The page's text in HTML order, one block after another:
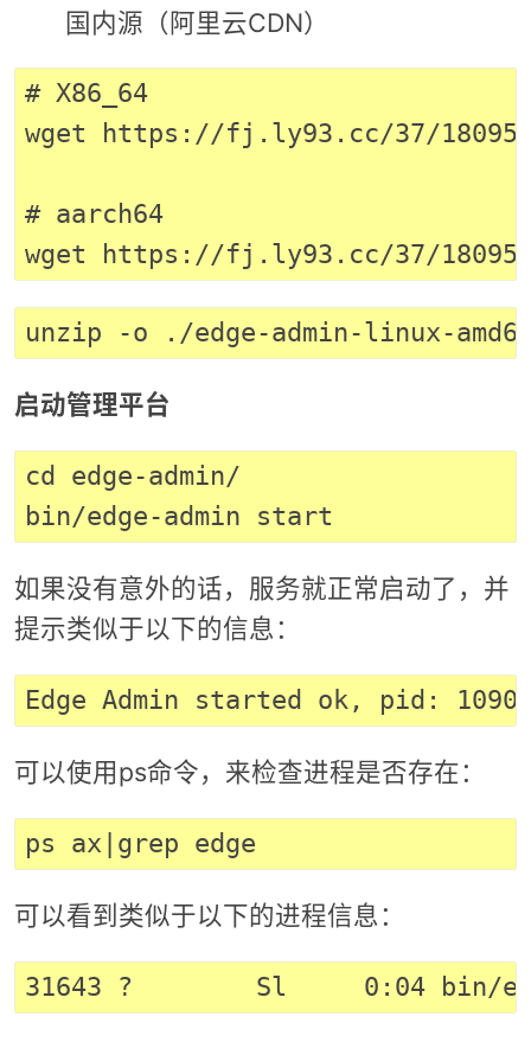
国内源（阿里云CDN）
# X86_64
wget https://fj.ly93.cc/37/
# aarch64
启动管理平台
cd edge-admin/
如果没有意外的话，服务就正常启动了，并
提示类似于以下的信息：
可以使用ps命令，来检查进程是否存在：
可以看到类似于以下的进程信息：